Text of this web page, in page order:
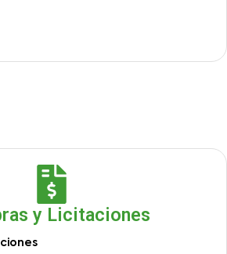
y Licitaciones